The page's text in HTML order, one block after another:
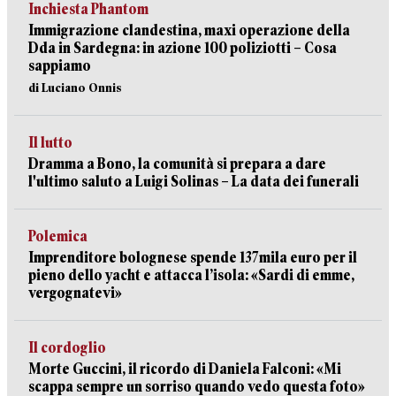
Inchiesta Phantom
Immigrazione clandestina, maxi operazione della
Dda in Sardegna: in azione 100 poliziotti – Cosa
sappiamo
di Luciano Onnis
Il lutto
Dramma a Bono, la comunità si prepara a dare
l'ultimo saluto a Luigi Solinas – La data dei funerali
Polemica
Imprenditore bolognese spende 137mila euro per il
pieno dello yacht e attacca l’isola: «Sardi di emme,
vergognatevi»
Il cordoglio
Morte Guccini, il ricordo di Daniela Falconi: «Mi
scappa sempre un sorriso quando vedo questa foto»